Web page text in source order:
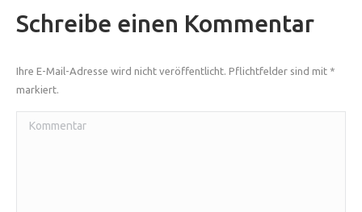
Schreibe einen Kommentar
Ihre E-Mail-Adresse wird nicht veröffentlicht. Pflichtfelder sind mit *
markiert.
Kommentar